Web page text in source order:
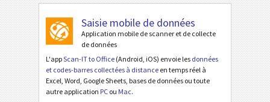
Saisie mobile de données
Application mobile de scanner et de collecte
de données
L'appScan-IT to Office (Android, iOS) envoie les données
et codes-barres collectées à distance en temps réel à
Excel, Word, Google Sheets, bases de données ou toute
autre application PC ou Mac.